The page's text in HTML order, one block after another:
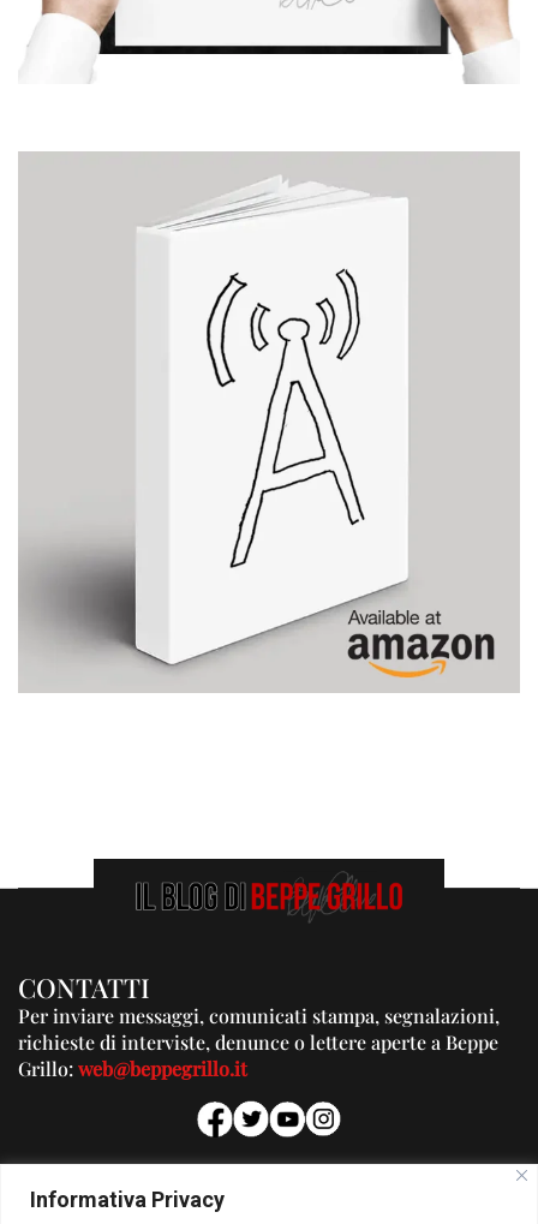
Informativa Privacy
CONTATTI
Per inviare messaggi, comunicati stampa, segnalazioni,
richieste di interviste, denunce o lettere aperte a Beppe
Grillo:web@beppegrillo.it
PUBBLICITA'
Per la tua pubblicità su questo Blog: